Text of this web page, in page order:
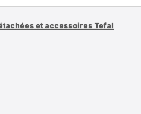
et accessoires Tefal